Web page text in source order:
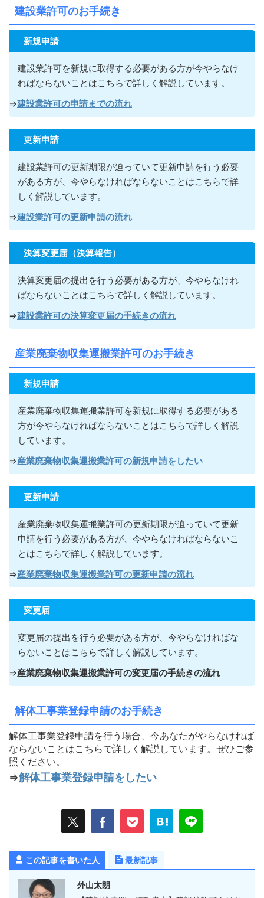
建設業許可のお手続き
新規申請
建設業許可を新規に取得する必要がある方が今やらなけ
ればならないこ とはこちらで詳しく解説しています。
⇒建設業許可の申請までの流れ
更新申請
建設業許可の更新期限が迫っていて更新申請を行う必要
がある方が 、今やらなければならないこ とはこちらで詳
しく解説しています。
⇒建設業許可の更新申請の流れ
決算変更届（決算報告）
決算変更届の提出を行う必要がある方が 、今やらなけれ
ばならないこ とはこちらで詳しく解説しています。
⇒建設業許可の決算変更届の手続きの流れ
産業廃棄物収集運搬業許可のお手続き
新規申請
産業廃棄物収集運搬業許可を新規に取得する必要がある
方が今やらなければならないこ とはこちらで詳しく解説
しています。
⇒産業廃棄物収集運搬業許可の新規申請をしたい
更新申請
産業廃棄物収集運搬業許可の更新期限が迫っていて更新
申請を行う必要がある方が 、今やらなければならないこ
とはこちらで詳しく解説しています。
⇒産業廃棄物収集運搬業許可の更新申請の流れ
変更届
変更届の提出を行う必要がある方が 、今やらなければな
らないこ とはこちらで詳しく解説しています。
⇒産業廃棄物収集運搬業許可の変更届の手続きの流れ
解体工事業登録申請のお手続き
解体工事業登録申請を行う場合、 今あなたがやらなければ
ならないこ と はこちらで詳しく解説しています。ぜひご参
照ください。
⇒解体工事業登録申請をしたい
この記事を書いた人 最新記事
外山太朗